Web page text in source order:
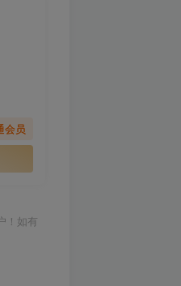
会员
！如有